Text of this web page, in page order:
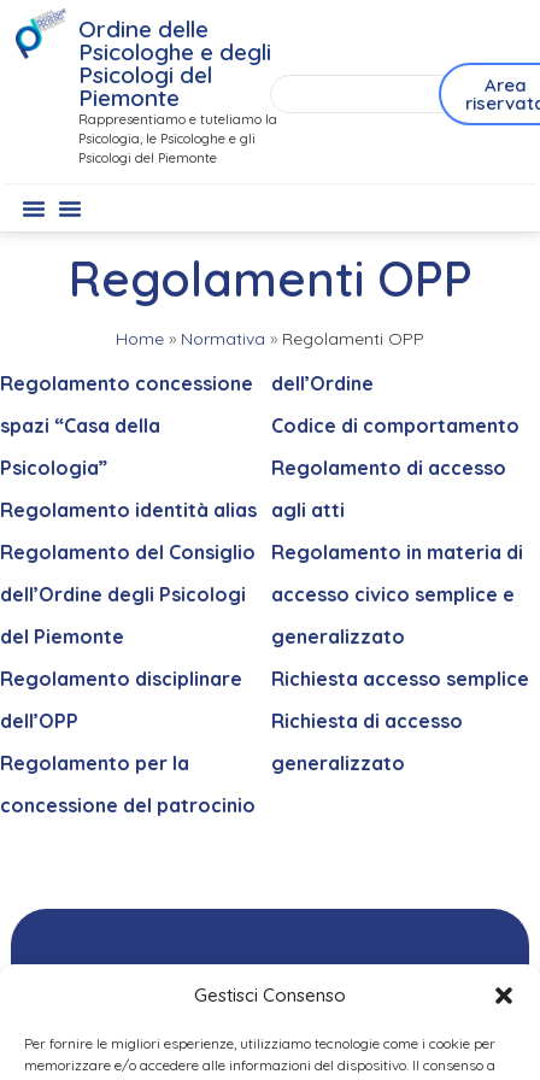
Gestisci Consenso
Per fornire le migliori esperienze, utilizziamo tecnologie come i cookie per
memorizzare e/o accedere alle informazioni del dispositivo. Il consenso a
Ordine delle
Psicologhe e degli
Psicologi del
Piemonte
Rappresentiamo e tuteliamo la
Psicologia, le Psicologhe e gli
Psicologi del Piemonte
Area
Regolamenti OPP
Home » Normativa » Regolamenti OPP
Regolamento concessione
spazi “Casa della
Psicologia”
Regolamento identità alias
Regolamento del Consiglio
dell’Ordine degli Psicologi
del Piemonte
Regolamento disciplinare
dell’OPP
Regolamento per la
concessione del patrocinio
dell’Ordine
Codice di comportamento
Regolamento di accesso
agli atti
Regolamento in materia di
accesso civico semplice e
generalizzato
Richiesta accesso semplice
Richiesta di accesso
generalizzato
Ordine delle